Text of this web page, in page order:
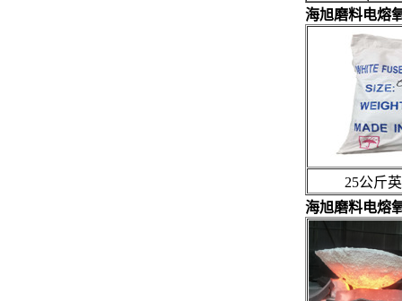
海旭磨料电熔
25公斤英
海旭磨料电熔